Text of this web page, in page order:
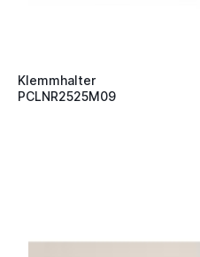
Klemmhalter
PCLNR2525M09